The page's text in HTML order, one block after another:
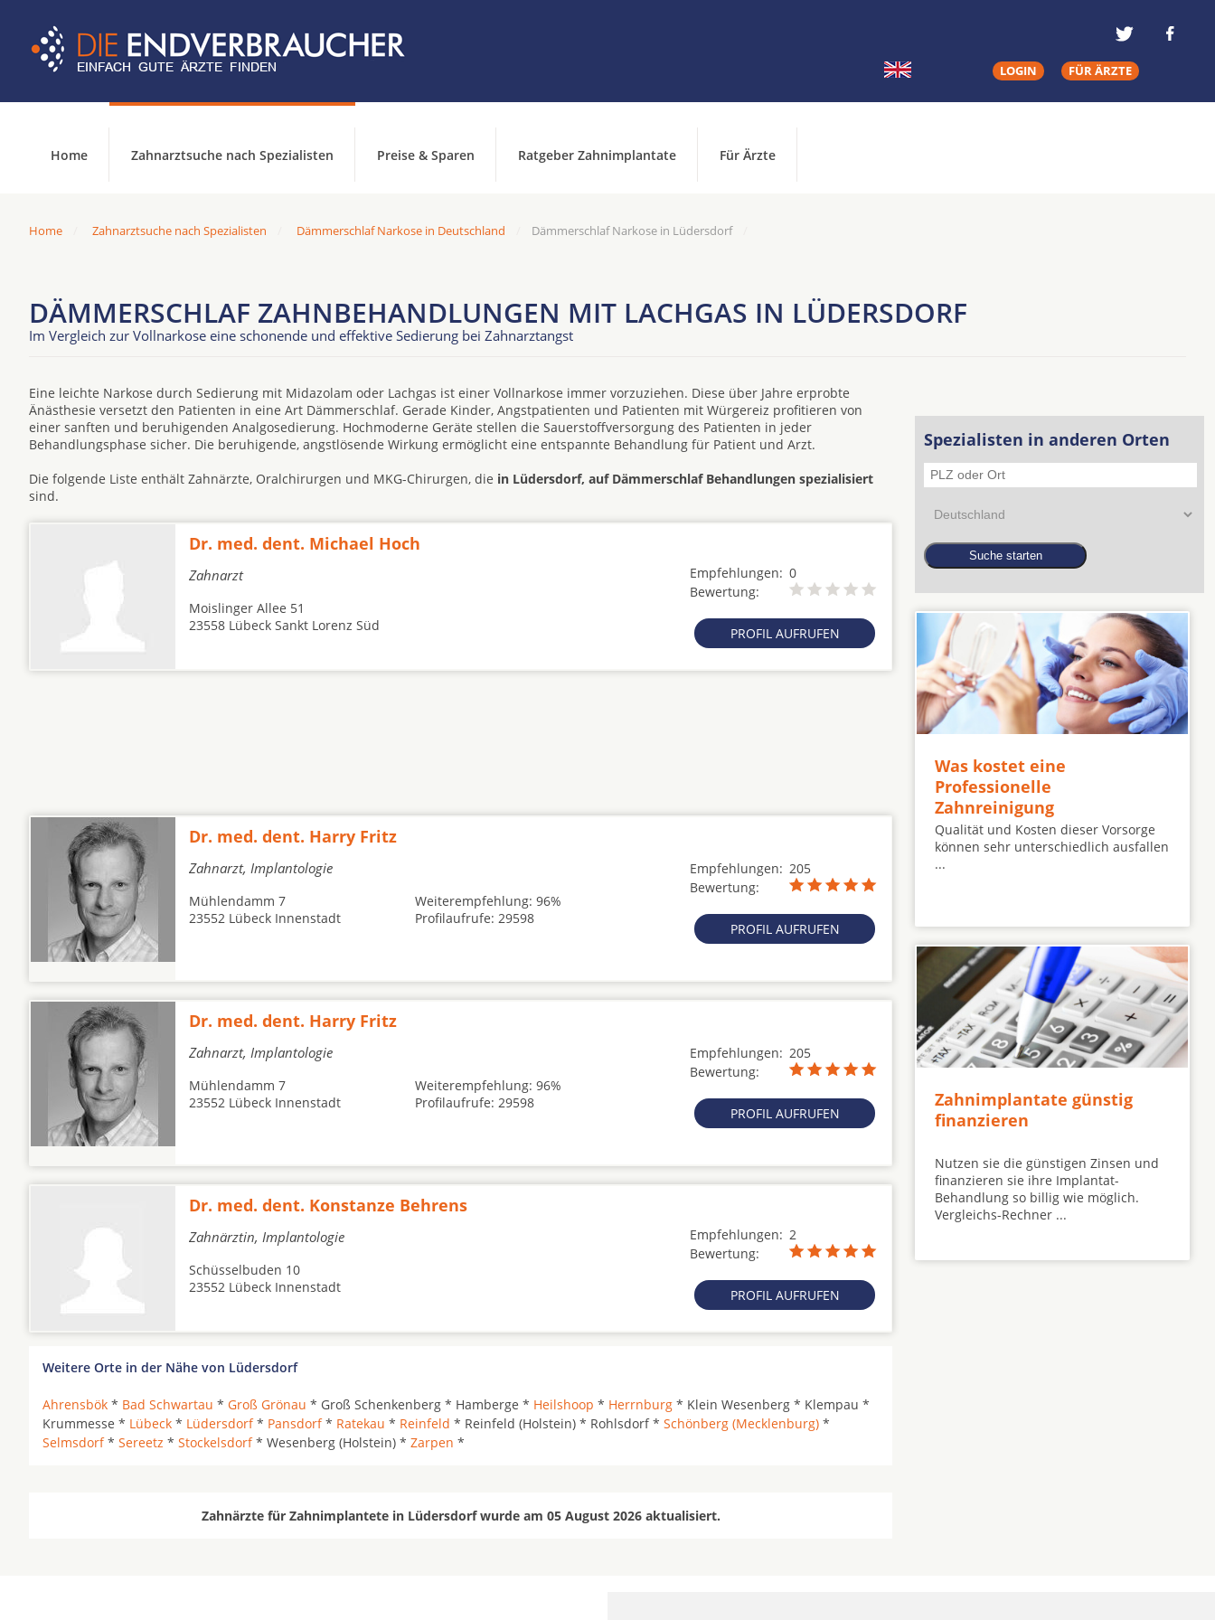
LOGIN FÜR ÄRZTE
Home Zahnarztsuche nach Spezialisten Preise & Sparen Ratgeber Zahnimplantate Für Ärzte
Home Zahnarztsuche nach Spezialisten Dämmerschlaf Narkose in Deutschland Dämmerschlaf Narkose in Lüdersdorf
DÄMMERSCHLAF ZAHNBEHANDLUNGEN MIT LACHGAS IN LÜDERSDORF
Im Vergleich zur Vollnarkose eine schonende und effektive Sedierung bei Zahnarztangst
Eine leichte Narkose durch Sedierung mit Midazolam oder Lachgas ist einer Vollnarkose immer vorzuziehen. Diese über Jahre erprobte
Änästhesie versetzt den Patienten in eine Art Dämmerschlaf. Gerade Kinder, Angstpatienten und Patienten mit Würgereiz profitieren von
einer sanften und beruhigenden Analgosedierung. Hochmoderne Geräte stellen die Sauerstoffversorgung des Patienten in jeder
Behandlungsphase sicher. Die beruhigende, angstlösende Wirkung ermöglicht eine entspannte Behandlung für Patient und Arzt.
Die folgende Liste enthält Zahnärzte, Oralchirurgen und MKG-Chirurgen, die in Lüdersdorf, auf Dämmerschlaf Behandlungen spezialisiert
sind.
Dr. med. dent. Michael Hoch
Zahnarzt Empfehlungen: 0
Bewertung:
PROFIL AUFRUFEN
Moislinger Allee 51
23558 Lübeck Sankt Lorenz Süd
Dr. med. dent. Harry Fritz
Zahnarzt, Implantologie Empfehlungen: 205
Bewertung:
PROFIL AUFRUFEN
Mühlendamm 7
23552 Lübeck Innenstadt
Weiterempfehlung: 96%
Profilaufrufe: 29598
Dr. med. dent. Harry Fritz
Zahnarzt, Implantologie Empfehlungen: 205
Bewertung:
PROFIL AUFRUFEN
Mühlendamm 7
23552 Lübeck Innenstadt
Weiterempfehlung: 96%
Profilaufrufe: 29598
Dr. med. dent. Konstanze Behrens
Zahnärztin, Implantologie Empfehlungen: 2
Bewertung:
PROFIL AUFRUFEN
Schüsselbuden 10
23552 Lübeck Innenstadt
Weitere Orte in der Nähe von Lüdersdorf
Ahrensbök * Bad Schwartau * Groß Grönau * Groß Schenkenberg * Hamberge * Heilshoop * Herrnburg * Klein Wesenberg * Klempau *
Krummesse * Lübeck * Lüdersdorf* Pansdorf* Ratekau * Reinfeld * Reinfeld (Holstein) * Rohlsdorf * Schönberg (Mecklenburg) *
Selmsdorf* Sereetz * Stockelsdorf* Wesenberg (Holstein) * Zarpen *
Zahnärzte für Zahnimplantete in Lüdersdorf wurde am 05 August 2026 aktualisiert.
Spezialisten in anderen Orten
Was kostet eine
Professionelle
Zahnreinigung
Qualität und Kosten dieser Vorsorge
können sehr unterschiedlich ausfallen
...
Zahnimplantate günstig
finanzieren
Nutzen sie die günstigen Zinsen und
finanzieren sie ihre Implantat-
Behandlung so billig wie möglich.
Vergleichs-Rechner ...